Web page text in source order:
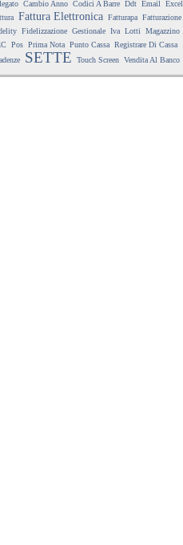
Cambio Anno Codici A Barre Ddt Email
Excel
Fattura Elettronica Fatturapa Fatturazione
Fidelizzazione Gestionale Iva Lotti
Magazzino
Pos Prima Nota Punto Cassa Registrare Di Cassa
SETTE Touch Screen Vendita Al Banco